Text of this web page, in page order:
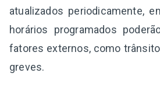
atualizados periodicamente,
horários programados
fatores externos, como
greves.